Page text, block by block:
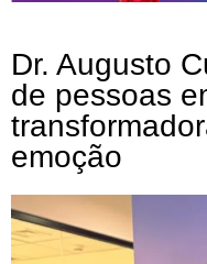
Dr. Augusto
de pessoas
emoção